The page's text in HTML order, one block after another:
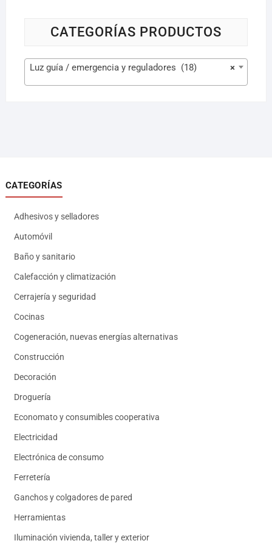
CATEGORÍAS PRODUCTOS
×
Luz guía / emergencia y reguladores (18)
CATEGORÍAS
Adhesivos y selladores
Automóvil
Baño y sanitario
Calefacción y climatización
Cerrajería y seguridad
Cocinas
Cogeneración, nuevas energías alternativas
Construcción
Decoración
Droguería
Economato y consumibles cooperativa
Electricidad
Electrónica de consumo
Ferretería
Ganchos y colgadores de pared
Herramientas
Iluminación vivienda, taller y exterior